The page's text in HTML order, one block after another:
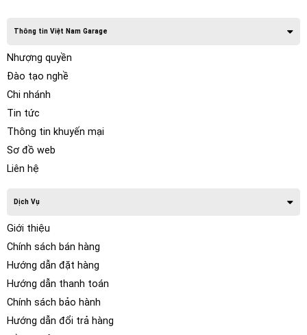
Thông tin Việt Nam Garage
Nhượng quyền
Đào tạo nghề
Chi nhánh
Tin tức
Thông tin khuyến mại
Sơ đồ web
Liên hệ
Dịch Vụ
Giới thiệu
Chính sách bán hàng
Hướng dẫn đặt hàng
Hướng dẫn thanh toán
Chính sách bảo hành
Hướng dẫn đổi trả hàng